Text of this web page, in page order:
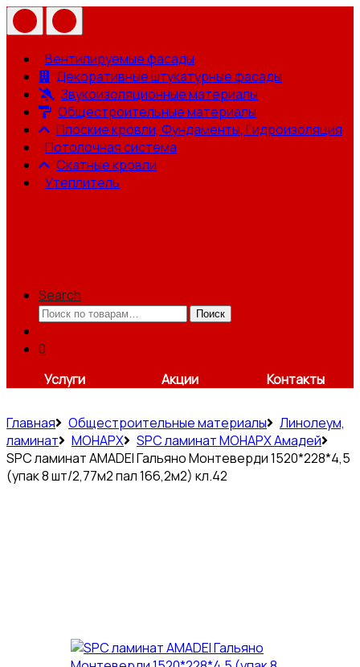
Вентилируемые фасады
Декоративные штукатурные фасады
Звукоизоляционные материалы
Общестроительные материалы
Плоские кровли, Фундаменты, Гидроизоляция
Потолочная система
Скатные кровли
Утеплитель
Search
Искать:
Поиск
0
Услуги
Акции Контакты
Главная Общестроительные материалы
Линолеум,
ламинат
МОНАРХ
SPC ламинат МОНАРХ Амадей
SPC ламинат AMADEI Гальяно Монтеверди 1520*228*4,5
(упак 8 шт/2,77м2 пал 166,2м2) кл.42